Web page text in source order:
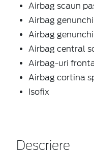
Airbag scaun
Airbag
Airbag
Airbag central
Airbag-uri
Airbag cortina
Isofix
Descriere